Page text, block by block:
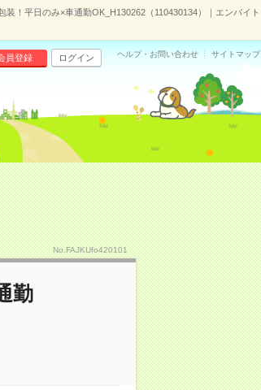
装！平日のみ×車通勤OK_H130262（110430134）｜エンバイト
員登録 ログイン ヘルプ・お問い合わせ サイトマップ
No.FAJKUfo420101
勤